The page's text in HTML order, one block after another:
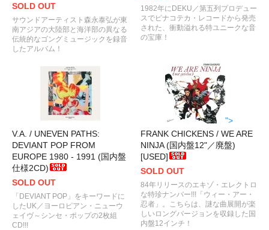
SOLD OUT
サウンドアーティスト森永泰弘が東
南アジアの大陸部と海洋部の異なる
伝統的なゴングミュージックを録音
したアルバム！
1982年にDEKU／第五列プロデュー
スでピナコテカ・レコードから発売
された、衝動溢れる特ユニークな音
の宝庫！
V.A. / UNEVEN PATHS:
DEVIANT POP FROM
EUROPE 1980 - 1991 (国内盤
仕様2CD)
SOLD OUT
「DEVIANT POP」をキーワードに
したUK／ヨーロピアン・ニューウ
ェイヴ～シンセ・ポップの2枚組
CD!!!
">
FRANK CHICKENS / WE ARE
NINJA (国内盤12"／廃盤)
[USED]
SOLD OUT
84年リリースのエキゾ・エレクトロ
な特珍ナンバー!!!「ウィー・アー・
忍者」。こちらは、謎な曲展開が楽
しいロングバージョンを収録した国
内盤12インチ！